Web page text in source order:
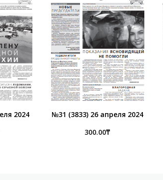
2024
№31 (3833) 26 апреля 2024
300.00₸